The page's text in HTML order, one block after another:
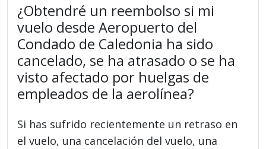
¿Obtendré un reembolso si mi
vuelo desde Aeropuerto del
Condado de Caledonia ha sido
cancelado, se ha atrasado o se ha
visto afectado por huelgas de
empleados de la aerolínea?
Si has sufrido recientemente un retraso en
el vuelo, una cancelación del vuelo, una